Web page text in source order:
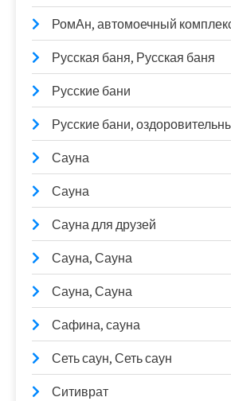
РомАн, автомоечный
Русская баня, Русская баня
Русские бани
Русские бани,
Сауна
Сауна
Сауна для друзей
Сауна, Сауна
Сауна, Сауна
Сафина, сауна
Сеть саун, Сеть саун
Ситиврат